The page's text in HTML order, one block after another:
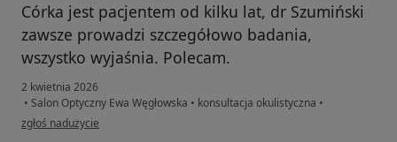
Córka jest pacjentem od kilku lat, dr Szumiński
zawsze prowadzi szczegółowo badania,
wszystko wyjaśnia. Polecam.
2 kwietnia 2026
• Salon Optyczny Ewa Węgłowska • konsultacja okulistyczna •
w opinii użytkownika SS
zgłoś nadużycie